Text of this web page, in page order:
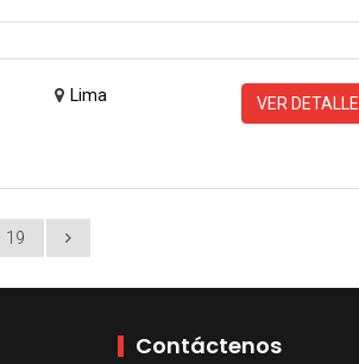
Lima VER DETALLE
19
Contáctenos